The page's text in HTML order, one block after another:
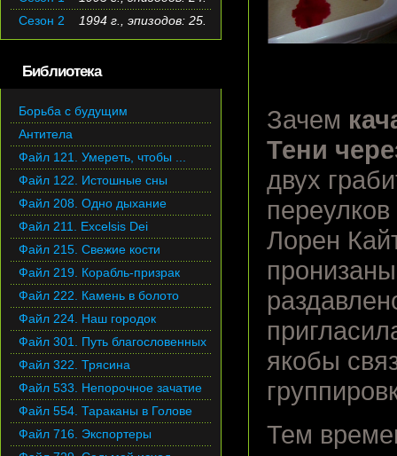
Зачем
Тени
двух
Лорен
якобы
Тем
Сезон 2
1994 г., эпизодов: 25.
Библиотека
Борьба с будущим
Антитела
Файл 121. Умереть, чтобы ...
Файл 122. Истошные сны
Файл 208. Одно дыхание
Файл 211. Excelsis Dei
Файл 215. Свежие кости
Файл 219. Корабль-призрак
Файл 222. Камень в болото
Файл 224. Наш городок
Файл 301. Путь благословенных
Файл 322. Трясина
Файл 533. Непорочное зачатие
Файл 554. Тараканы в Голове
Файл 716. Экспортеры